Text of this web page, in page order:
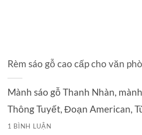
Rèm sáo gỗ cao cấp cho văn
Mành sáo gỗ Thanh Nhàn,
Thông Tuyết, Đoạn American,
1 BÌNH LUẬN